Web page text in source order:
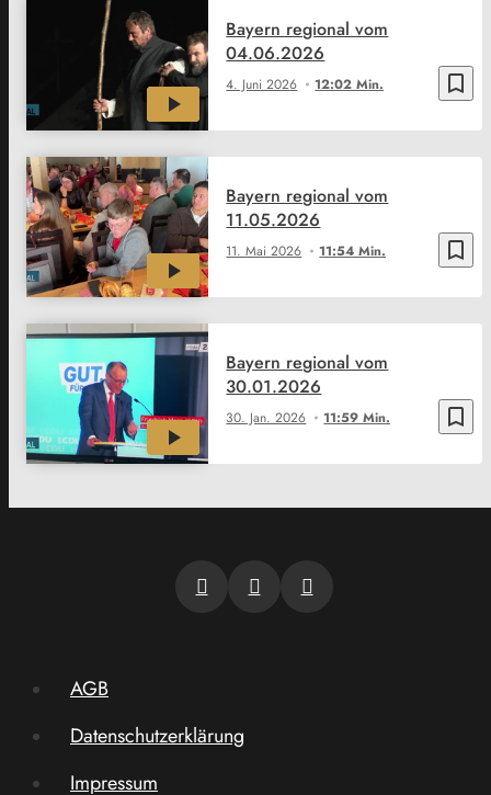
bookmark_border
4. Juni 2026 12:02 Min.
Bayern regional vom
04.06.2026
bookmark_border
11. Mai 2026 11:54 Min.
Bayern regional vom
11.05.2026
bookmark_border
30. Jan. 2026 11:59 Min.
Bayern regional vom
30.01.2026
AGB
Datenschutzerklärung
Impressum